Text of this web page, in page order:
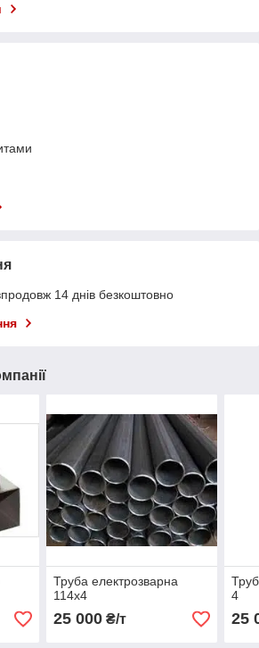
14 днів безкоштовно
Труба електрозварна
114х4
25 000₴/т
4
25